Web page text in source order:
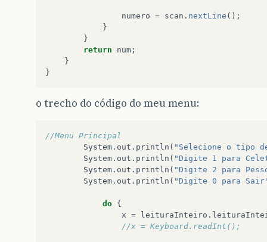
numero = scan . nextLine ();
}
}
return
num ;
}
}
o trecho do código do meu menu:
//Menu Principal
System . out . println ( "Selecione o tipo
System . out . println ( "Digite 1 para
System . out . println ( "Digite 2 para
System . out . println ( "Digite 0 para
do {
x = leituraInteiro .
//x = Keyboard.readInt();